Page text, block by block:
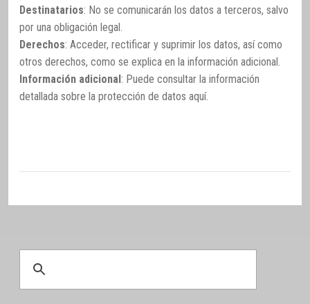
Destinatarios: No se comunicarán los datos a terceros, salvo
por una obligación legal.
Derechos: Acceder, rectificar y suprimir los datos, así como
otros derechos, como se explica en la información adicional.
Información adicional: Puede consultar la información
detallada sobre la protección de datos aquí.